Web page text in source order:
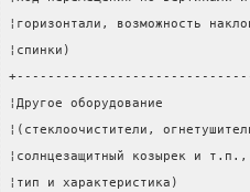
¦горизонтали,
¦спинки)
¦Другое оборудование
¦(стеклоочистители,
¦солнцезащитный
¦тип и